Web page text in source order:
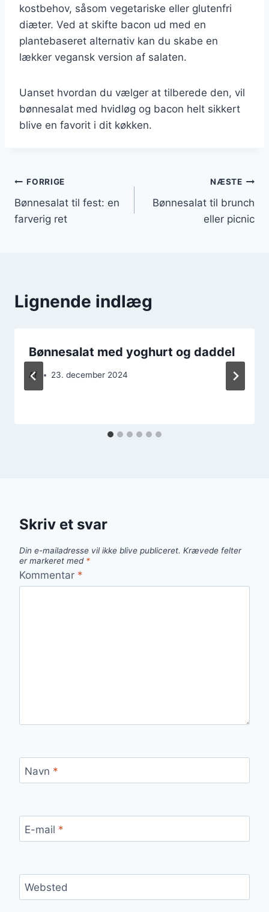
kostbehov, såsom vegetariske eller glutenfri
diæter. Ved at skifte bacon ud med en
plantebaseret alternativ kan du skabe en
lækker vegansk version af salaten.
Uanset hvordan du vælger at tilberede den, vil
bønnesalat med hvidløg og bacon helt sikkert
blive en favorit i dit køkken.
Indlægsnavigation
FORRIGE
Bønnesalat til fest: en
farverig ret
NÆSTE
Bønnesalat til brunch
eller picnic
Lignende indlæg
Bønnesalat med yoghurt og daddel
Af 23. december 2024
Skriv et svar
Din e-mailadresse vil ikke blive publiceret. Krævede felter
er markeret med *
Kommentar *
Navn *
E-mail *
Websted